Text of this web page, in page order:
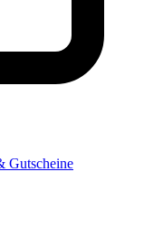
Gutscheine